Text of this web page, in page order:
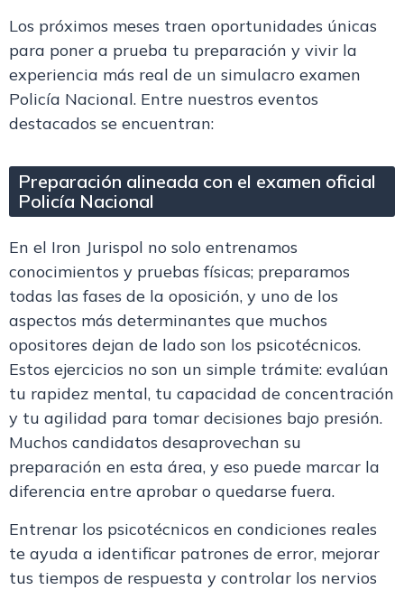
Los próximos meses traen oportunidades únicas
para poner a prueba tu preparación y vivir la
experiencia más real de un simulacro examen
Policía Nacional. Entre nuestros eventos
destacados se encuentran:
Preparación alineada con el examen oficial
Policía Nacional
En el Iron Jurispol no solo entrenamos
conocimientos y pruebas físicas; preparamos
todas las fases de la oposición, y uno de los
aspectos más determinantes que muchos
opositores dejan de lado son los psicotécnicos.
Estos ejercicios no son un simple trámite: evalúan
tu rapidez mental, tu capacidad de concentración
y tu agilidad para tomar decisiones bajo presión.
Muchos candidatos desaprovechan su
preparación en esta área, y eso puede marcar la
diferencia entre aprobar o quedarse fuera.
Entrenar los psicotécnicos en condiciones reales
te ayuda a identificar patrones de error, mejorar
tus tiempos de respuesta y controlar los nervios